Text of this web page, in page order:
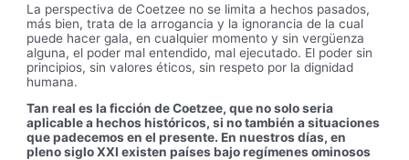
La perspectiva de Coetzee no se limita a hechos pasados,
más bien, trata de la arrogancia y la ignorancia de la cual
puede hacer gala, en cualquier momento y sin vergüenza
alguna, el poder mal entendido, mal ejecutado. El poder sin
principios, sin valores éticos, sin respeto por la dignidad
humana.
Tan real es la ficción de Coetzee, que no solo seria
aplicable a hechos históricos, si no también a situaciones
que padecemos en el presente. En nuestros días, en
pleno siglo XXI existen países bajo regímenes ominosos